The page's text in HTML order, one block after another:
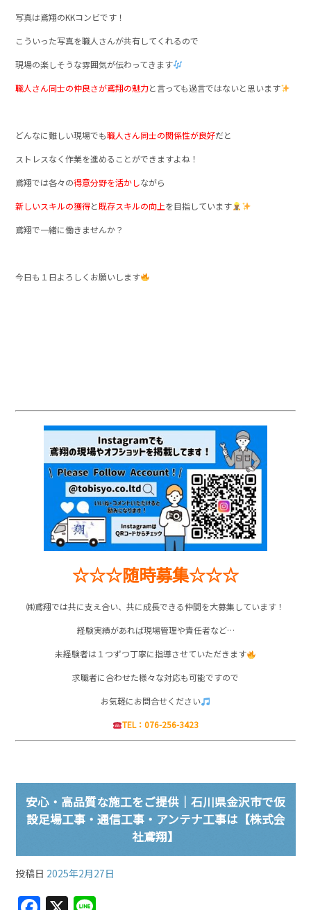
写真は鳶翔のKKコンビです！
こういった写真を職人さんが共有してくれるので
現場の楽しそうな雰囲気が伝わってきます
職人さん同士の仲良さが鳶翔の魅力と言っても過言ではないと思います
どんなに難しい現場でも職人さん同士の関係性が良好だと
ストレスなく作業を進めることができますよね！
鳶翔では各々の得意分野を活かしながら
新しいスキルの獲得と既存スキルの向上を目指しています
鳶翔で一緒に働きませんか？
今日も１日よろしくお願いします
☆☆☆随時募集☆☆☆
㈱鳶翔では共に支え合い、共に成長できる仲間を大募集しています！
経験実績があれば現場管理や責任者など…
未経験者は１つずつ丁寧に指導させていただきます
求職者に合わせた様々な対応も可能ですので
お気軽にお問合せください
TEL：076-256-3423
安心・高品質な施工をご提供｜石川県金沢市で仮
設足場工事・通信工事・アンテナ工事は【株式会
社鳶翔】
投稿日 2025年2月27日